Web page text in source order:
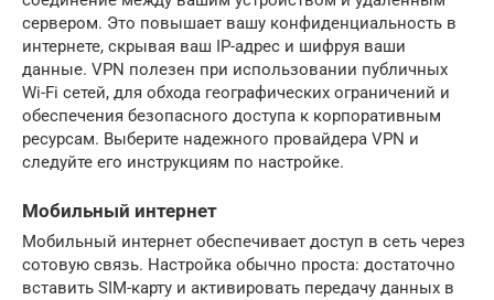
сервером. Это повышает вашу конфиденциальность в
интернете, скрывая ваш IP-адрес и шифруя ваши
данные. VPN полезен при использовании публичных
Wi-Fi сетей, для обхода географических ограничений и
обеспечения безопасного доступа к корпоративным
ресурсам. Выберите надежного провайдера VPN и
следуйте его инструкциям по настройке.
Мобильный интернет
Мобильный интернет обеспечивает доступ в сеть через
сотовую связь. Настройка обычно проста: достаточно
вставить SIM-карту и активировать передачу данных в